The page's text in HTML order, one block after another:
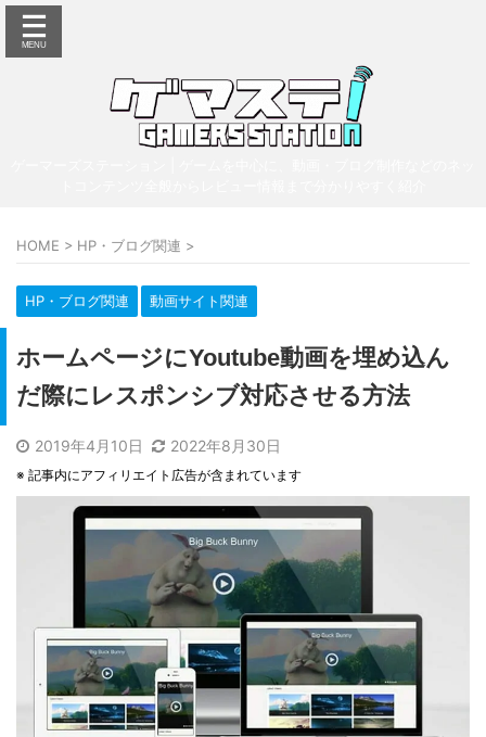
HOME > HP・ブログ関連 >
HP・ブログ関連 動画サイト関連
ホームページにYoutube動画を埋め込ん
だ際にレスポンシブ対応させる方法
2019年4月10日 2022年8月30日
※ 記事内にアフィリエイト広告が含まれています